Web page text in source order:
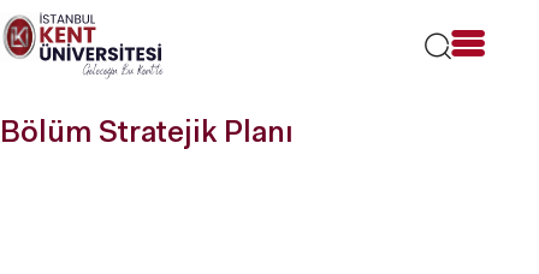
Lütfen
dikkat:
Bu
bir
Bölüm Stratejik Planı